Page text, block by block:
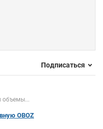
Подписаться
объемы...
OBOZ